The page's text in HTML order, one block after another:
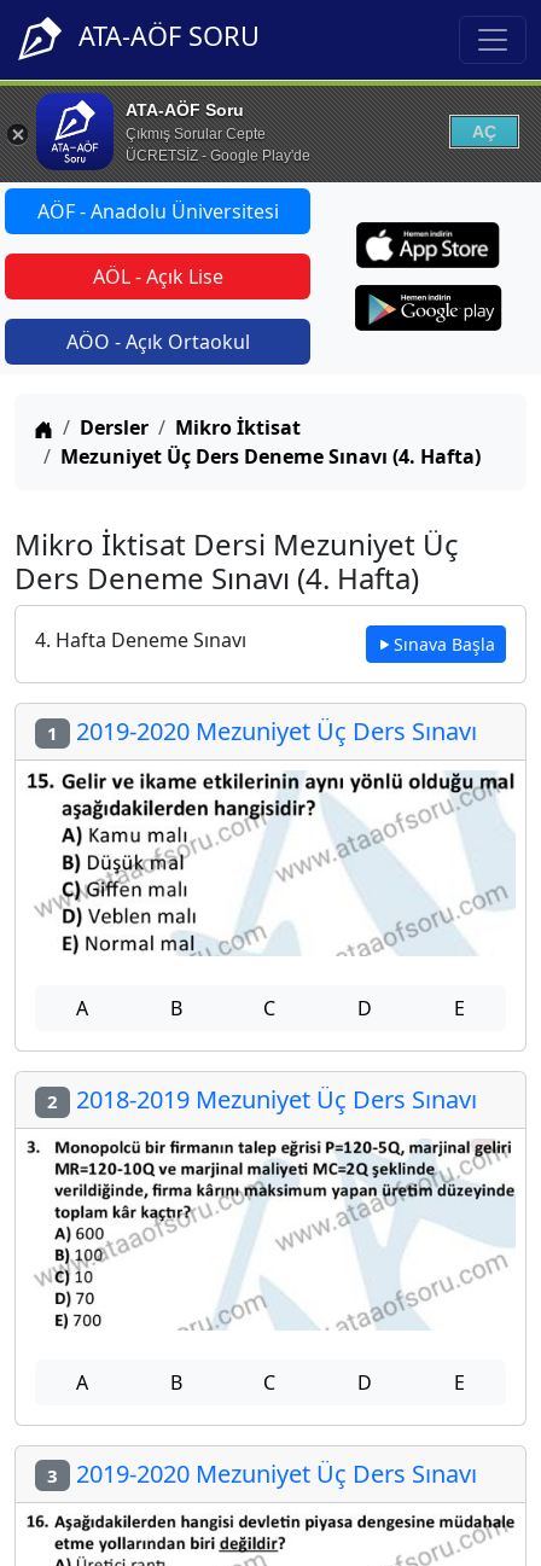
ATA-AÖF SORU
ATA-AÖF Soru
Çıkmış Sorular Cepte
ÜCRETSİZ - Google Play'de
AÇ
AÖF - Anadolu Üniversitesi
AÖL - Açık Lise
AÖO - Açık Ortaokul
Anasayfa
Dersler
Mikro İktisat
Mezuniyet Üç Ders Deneme Sınavı (4. Hafta)
Mikro İktisat Dersi Mezuniyet Üç
Ders Deneme Sınavı (4. Hafta)
4. Hafta Deneme Sınavı Sınava Başla
1 2019-2020 Mezuniyet Üç Ders Sınavı
A B C D E
2 2018-2019 Mezuniyet Üç Ders Sınavı
A B C D E
3 2019-2020 Mezuniyet Üç Ders Sınavı